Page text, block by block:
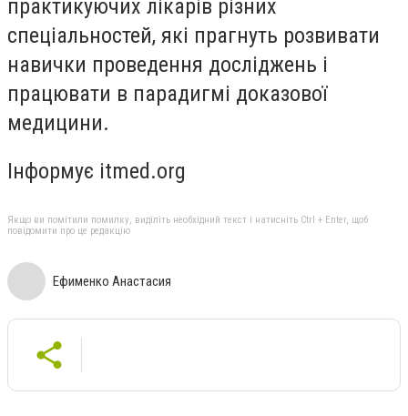
практикуючих лікарів різних
спеціальностей, які прагнуть розвивати
навички проведення досліджень і
працювати в парадигмі доказової
медицини.
Інформує itmed.org
Якщо ви помітили помилку, виділіть необхідний текст і натисніть Ctrl + Enter, щоб
повідомити про це редакцію
Ефименко Анастасия